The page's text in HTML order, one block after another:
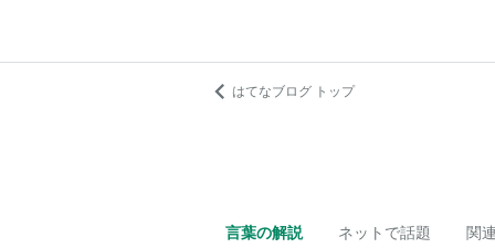
はてなブログ トップ
言葉の解説 ネットで話題 関